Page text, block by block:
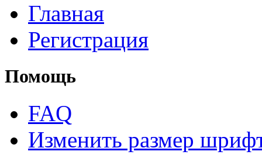
Главная
Регистрация
Помощь
FAQ
Изменить размер